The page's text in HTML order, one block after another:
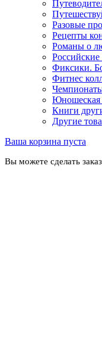
Разовые
Рецепты
Романы о
Фиксики.
Фитнес
Юношеская
Книги
Другие
Ваша корзина пуста
Вы можете сделать